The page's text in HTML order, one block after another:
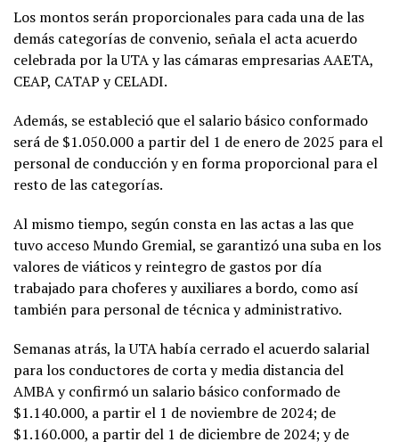
Los montos serán proporcionales para cada una de las
demás categorías de convenio, señala el acta acuerdo
celebrada por la UTA y las cámaras empresarias AAETA,
CEAP, CATAP y CELADI.
Además, se estableció que el salario básico conformado
será de $1.050.000 a partir del 1 de enero de 2025 para el
personal de conducción y en forma proporcional para el
resto de las categorías.
Al mismo tiempo, según consta en las actas a las que
tuvo acceso Mundo Gremial, se garantizó una suba en los
valores de viáticos y reintegro de gastos por día
trabajado para choferes y auxiliares a bordo, como así
también para personal de técnica y administrativo.
Semanas atrás, la UTA había cerrado el acuerdo salarial
para los conductores de corta y media distancia del
AMBA y confirmó un salario básico conformado de
$1.140.000, a partir el 1 de noviembre de 2024; de
$1.160.000, a partir del 1 de diciembre de 2024; y de